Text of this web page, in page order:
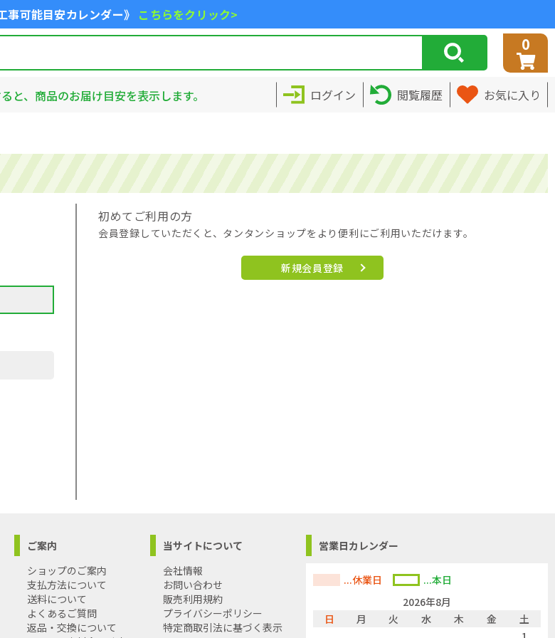
事可能目安カレンダー》 こちらをクリック>
0
と、商品のお届け目安を表示します。 ログイン 閲覧履歴 お気に入り
初めてご利用の方
会員登録していただくと、タンタンショップをより便利にご利用いただけます。
新規会員登録
ご案内
ショップのご案内
支払方法について
送料について
よくあるご質問
返品・交換について
当サイトについて
会社情報
お問い合わせ
販売利用規約
プライバシーポリシー
特定商取引法に基づく表示
営業日カレンダー
...休業日
...本日
2026年8月
日
月 火 水 木 金
土